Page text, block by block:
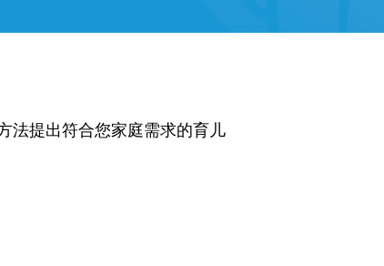
法提出符合您家庭需求的育儿